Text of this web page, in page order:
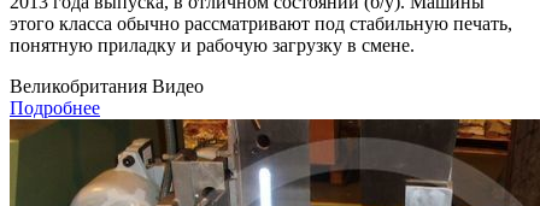
этого класса обычно рассматривают под стабильную печать,
понятную приладку и рабочую загрузку в смене.
Великобритания Видео
Подробнее